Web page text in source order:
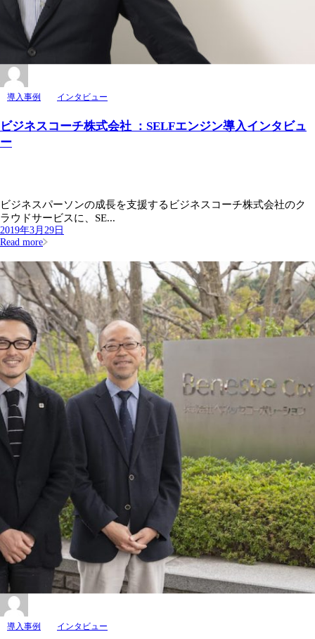
導入事例 インタビュー
ビジネスコーチ株式会社 ：SELFエンジン導入インタビュ
ー
ビジネスパーソンの成長を支援するビジネスコーチ株式会社のク
ラウドサービスに、SE...
2019年3月29日
Read more
導入事例 インタビュー